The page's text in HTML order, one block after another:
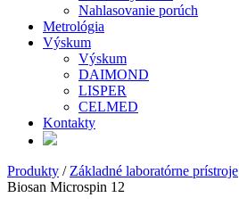
Nahlasovanie porúch
Metrológia
Výskum
Výskum
DAIMOND
LISPER
CELMED
Kontakty
Produkty / Základné laboratórne prístroje
Biosan Microspin 12